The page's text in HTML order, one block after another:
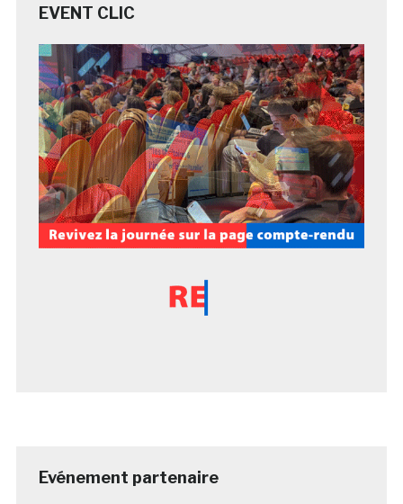
EVENT CLIC
Evénement partenaire